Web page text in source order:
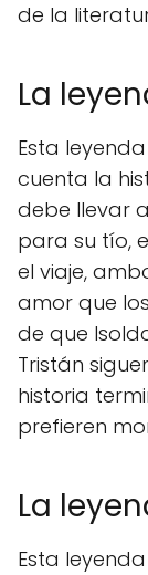
de la
La
Esta
cuenta la
debe llevar
para su tío,
el viaje,
amor que
de que
Tristán
historia
prefieren
La
Esta